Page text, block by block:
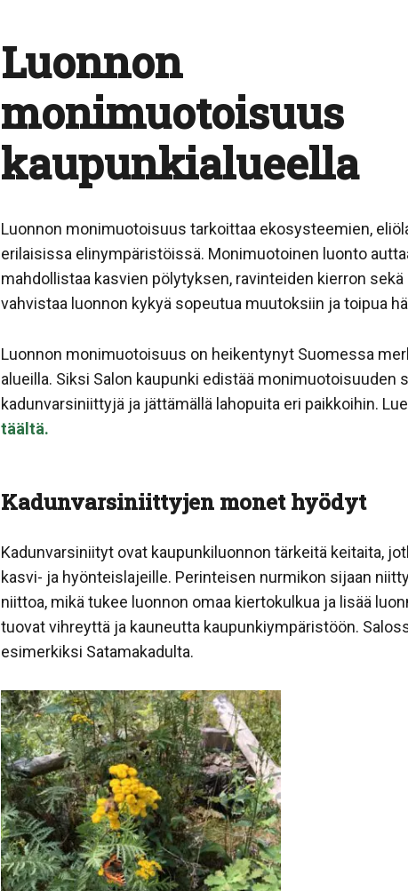
Luonnon
monimuotoisuus
kaupunkialueella
Luonnon monimuotoisuus tarkoittaa ekosysteemien,
erilaisissa elinympäristöissä. Monimuotoinen luonto
mahdollistaa kasvien pölytyksen, ravinteiden kierron
vahvistaa luonnon kykyä sopeutua muutoksiin ja toipua
Luonnon monimuotoisuus on heikentynyt Suomessa
alueilla. Siksi Salon kaupunki edistää
kadunvarsiniittyjä ja jättämällä lahopuita eri paikkoihin.
täältä.
Kadunvarsiniittyjen monet hyödyt
Kadunvarsiniityt ovat kaupunkiluonnon tärkeitä keitaita,
kasvi- ja hyönteislajeille. Perinteisen nurmikon sijaan
niittoa, mikä tukee luonnon omaa kiertokulkua ja lisää
tuovat vihreyttä ja kauneutta kaupunkiympäristöön.
esimerkiksi Satamakadulta.